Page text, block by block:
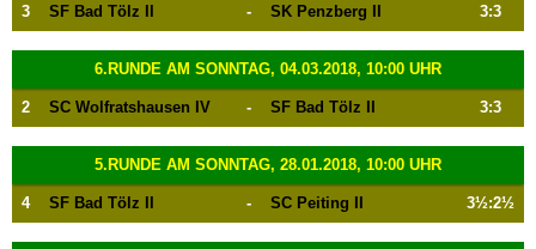
3 SF Bad Tölz II - SK Penzberg II 3:3
6.RUNDE AM SONNTAG, 04.03.2018, 10:00 UHR
2 SC Wolfratshausen IV - SF Bad Tölz II 3:3
5.RUNDE AM SONNTAG, 28.01.2018, 10:00 UHR
4 SF Bad Tölz II - SC Peiting II 3½:2½